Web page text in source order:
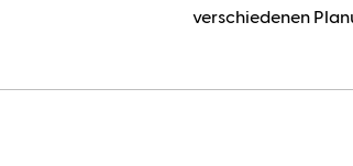
verschiedenen